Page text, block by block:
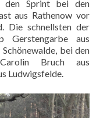
den Sprint bei den
aus Rathenow vor
Die schnellsten der
Gerstengarbe aus
bei den
Bruch aus
Ludwigsfelde.